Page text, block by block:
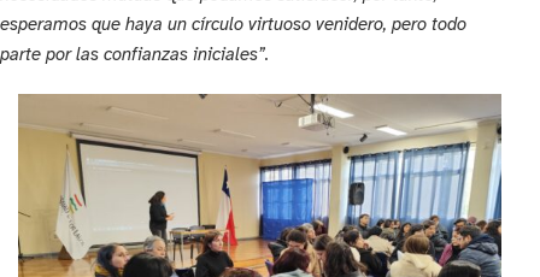
esperamos que haya un círculo virtuoso venidero, pero todo
parte por las confianzas iniciales”.